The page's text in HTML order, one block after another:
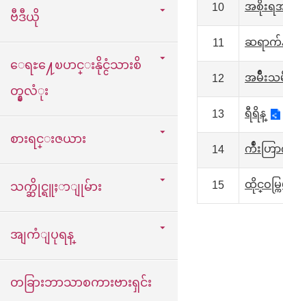
ဗီဒီယို
ေရႊ႔ေၿပာင္းနိုင္ငံသားစိ
တ္နွလံုး
စားရင္းဇယား
သက္ဆိုင္ရူႈာျုမ်ား
အျကံျပုရန္
တခြားဘာသာစကားဗားရှင်း
10 အစိုးရ
11 ဆရာက်
12 အမ်ိဳးသ
13 ရီရိန္
14 က်ဳံးဟြ
15 ထိုင္ဝမ္က